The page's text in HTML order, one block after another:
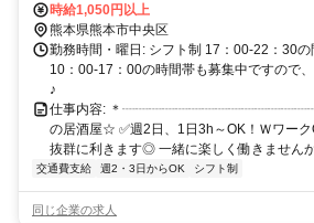
時給1,050円以上
熊本県熊本市中央区
勤務時間・曜日: シフト制 17：00-22：30の
10：00-17：00の時間帯も募集中ですので
♪
仕事内容: ＊
の居酒屋☆ ✅週2日、1日3h～OK！Ｗワーク
抜群に利きます◎ 一緒に楽しく働きま
交通費支給 週2・3日からOK シフト制
同じ企業の求人